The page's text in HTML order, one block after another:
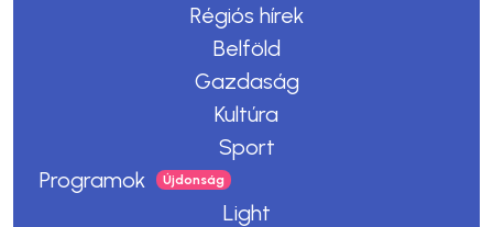
Régiós hírek
Belföld
Gazdaság
Kultúra
Sport
Programok
Light